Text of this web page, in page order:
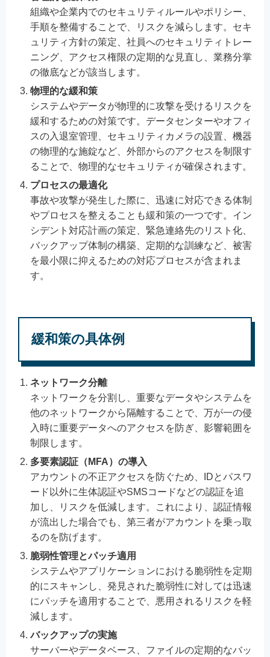
組織や企業内でのセキュリティルールやポリシー、
手順を整備することで、リスクを減らします。セキ
ュリティ方針の策定、社員へのセキュリティトレー
ニング、アクセス権限の定期的な見直し、業務分掌
の徹底などが該当します。
物理的な緩和策
システムやデータが物理的に攻撃を受けるリスクを
緩和するための対策です。データセンターやオフィ
スの入退室管理、セキュリティカメラの設置、機器
の物理的な施錠など、外部からのアクセスを制限す
ることで、物理的なセキュリティが確保されます。
プロセスの最適化
事故や攻撃が発生した際に、迅速に対応できる体制
やプロセスを整えることも緩和策の一つです。イン
シデント対応計画の策定、緊急連絡先のリスト化、
バックアップ体制の構築、定期的な訓練など、被害
を最小限に抑えるための対応プロセスが含まれま
す。
緩和策の具体例
ネットワーク分離
ネットワークを分割し、重要なデータやシステムを
他のネットワークから隔離することで、万が一の侵
入時に重要データへのアクセスを防ぎ、影響範囲を
制限します。
多要素認証（MFA）の導入
アカウントの不正アクセスを防ぐため、IDとパスワ
ード以外に生体認証やSMSコードなどの認証を追
加し、リスクを低減します。これにより、認証情報
が流出した場合でも、第三者がアカウントを乗っ取
るのを防げます。
脆弱性管理とパッチ適用
システムやアプリケーションにおける脆弱性を定期
的にスキャンし、発見された脆弱性に対しては迅速
にパッチを適用することで、悪用されるリスクを軽
減します。
バックアップの実施
サーバーやデータベース、ファイルの定期的なバッ